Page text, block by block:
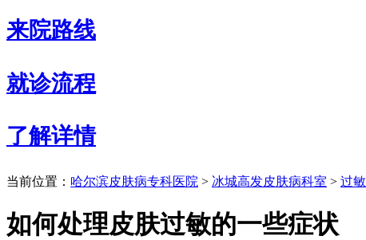
来院路线
就诊流程
了解详情
当前位置： 哈尔滨皮肤病专科医院 > 冰城高发皮肤病科室 > 过敏
如何处理皮肤过敏的一些症状